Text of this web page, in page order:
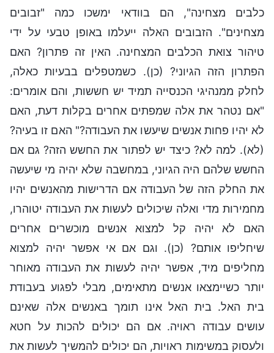
כלבים מצחינה", הם בוודאי ימשכו כמה "זבובים
מצחינים". הזבובים האלה ייעלמו באופן טבעי על ידי
טיהור צואת הכלבים המצחינה. האין זה פתרון? האם
הפתרון הזה הגיוני? (כן). כשמטפלים בבעיות כאלה,
לחלק ממנהיגי הכנסייה תמיד יש חששות, והם אומרים:
"אם נטהר את אלה שמפתים אחרים בקלות דעת, האם
לא יהיו פחות אנשים שיעשו את העבודה?" האם זו בעיה?
(לא). למה לא? כיצד יש לפתור את החשש הזה? גם אם
החשש שלהם היה הגיוני, במחשבה שלא יהיה מי שיעשה
את החלק הזה של העבודה אם הדרישות מהאנשים יהיו
מחמירות מדי ואלה שיכולים לעשות את העבודה יטוהרו,
האם לא יהיה קל למצוא אנשים מוכשרים אחרים
שיחליפו אותם? (כן). וגם אם אי אפשר יהיה למצוא
מחליפים מיד, אפשר יהיה לעשות את העבודה מאוחר
יותר כשיימצאו אנשים מתאימים, מבלי לפגוע בעבודת
בית האל. בית האל אינו תומך באנשים אלה שאינם
עושים עבודה ראויה. אם הם יכולים להכות על חטא
ולעסוק במשימות ראויות, הם יכולים להמשיך לעשות את